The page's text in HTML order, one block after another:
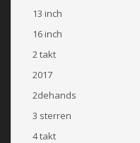
13 inch
16 inch
2 takt
2017
2dehands
3 sterren
4 takt